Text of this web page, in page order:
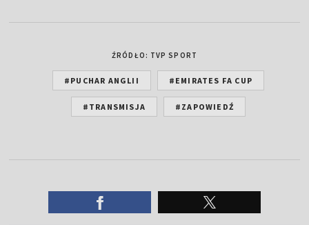
ŹRÓDŁO: TVP SPORT
#PUCHAR ANGLII #EMIRATES FA CUP
#TRANSMISJA #ZAPOWIEDŹ